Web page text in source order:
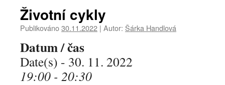
Životní cykly
Publikováno30.11.2022 | Autor: Šárka Handlová
Datum / čas
Date(s) - 30. 11. 2022
19:00 - 20:30